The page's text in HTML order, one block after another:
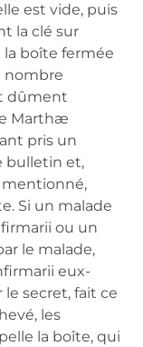
est vide, puis
la clé sur
la boîte fermée
nombre
dûment
Marthæ
pris un
bulletin et,
mentionné,
Si un malade
ou un
le malade,
eux-
secret, fait ce
les
la boîte, qui